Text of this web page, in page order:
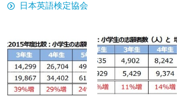
日本英語検定協会